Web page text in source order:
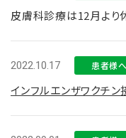
皮膚科診療は12月より
2022.10.17 患者様へ
インフルエンザワクチ